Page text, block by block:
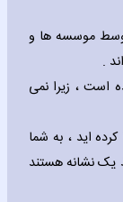
موسسه ها و
.
است ، زیرا نمی
کرده اید ، به شما
یک نشانه هستند